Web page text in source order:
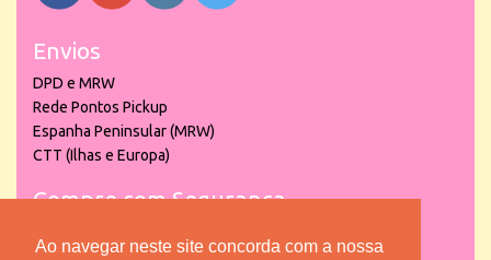
Ao navegar neste site concorda com a nossa
Envios
DPD e MRW
Rede Pontos Pickup
Espanha Peninsular (MRW)
CTT (Ilhas e Europa)
Compre com Segurança